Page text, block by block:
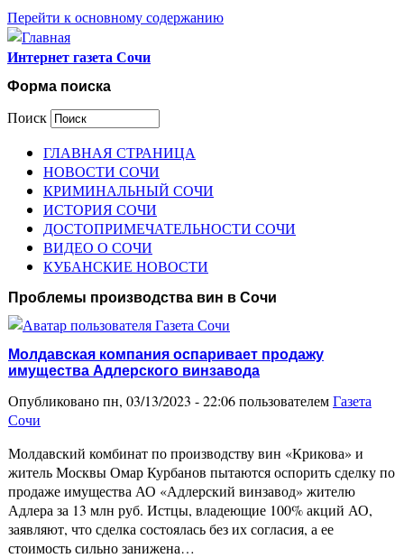
Перейти к основному содержанию
Интернет газета Сочи
Форма поиска
Поиск
ГЛАВНАЯ СТРАНИЦА
НОВОСТИ СОЧИ
КРИМИНАЛЬНЫЙ СОЧИ
ИСТОРИЯ СОЧИ
ДОСТОПРИМЕЧАТЕЛЬНОСТИ СОЧИ
ВИДЕО О СОЧИ
КУБАНСКИЕ НОВОСТИ
Проблемы производства вин в Сочи
Молдавская компания оспаривает продажу
имущества Адлерского винзавода
Опубликовано пн, 03/13/2023 - 22:06 пользователемГазета
Сочи
Молдавский комбинат по производству вин «Крикова» и
житель Москвы Омар Курбанов пытаются оспорить сделку по
продаже имущества АО «Адлерский винзавод» жителю
Адлера за 13 млн руб. Истцы, владеющие 100% акций АО,
заявляют, что сделка состоялась без их согласия, а ее
стоимость сильно занижена…